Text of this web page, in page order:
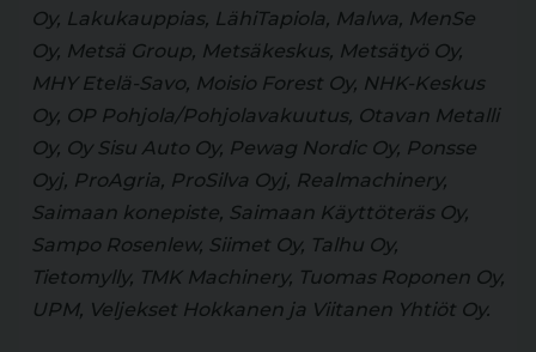
Oy, Lakukauppias, LähiTapiola, Malwa, MenSe
Oy, Metsä Group, Metsäkeskus, Metsätyö Oy,
MHY Etelä-Savo, Moisio Forest Oy, NHK-Keskus
Oy, OP Pohjola/Pohjolavakuutus, Otavan Metalli
Oy, Oy Sisu Auto Oy, Pewag Nordic Oy, Ponsse
Oyj, ProAgria, ProSilva Oyj, Realmachinery,
Saimaan konepiste, Saimaan Käyttöteräs Oy,
Sampo Rosenlew, Siimet Oy, Talhu Oy,
Tietomylly, TMK Machinery, Tuomas Roponen Oy,
UPM, Veljekset Hokkanen ja Viitanen Yhtiöt Oy.